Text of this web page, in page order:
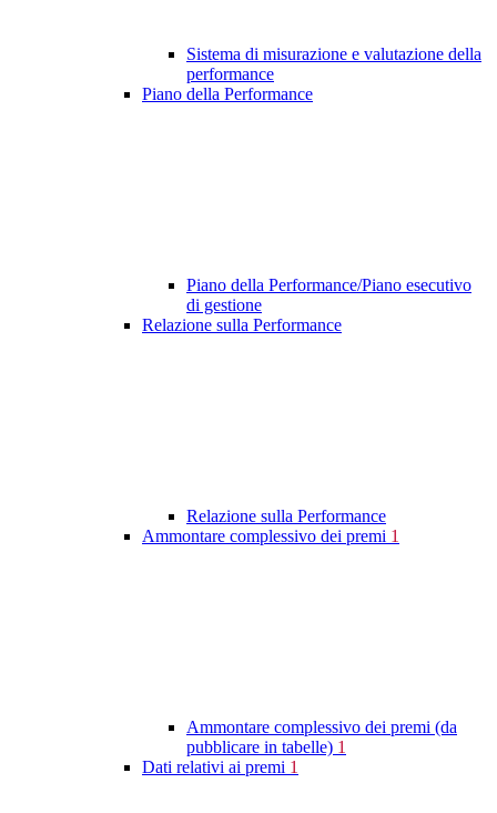
Sistema di misurazione e valutazione della
performance
Piano della Performance
Piano della Performance/Piano esecutivo
di gestione
Relazione sulla Performance
Relazione sulla Performance
Ammontare complessivo dei premi 1
Ammontare complessivo dei premi (da
pubblicare in tabelle) 1
Dati relativi ai premi 1